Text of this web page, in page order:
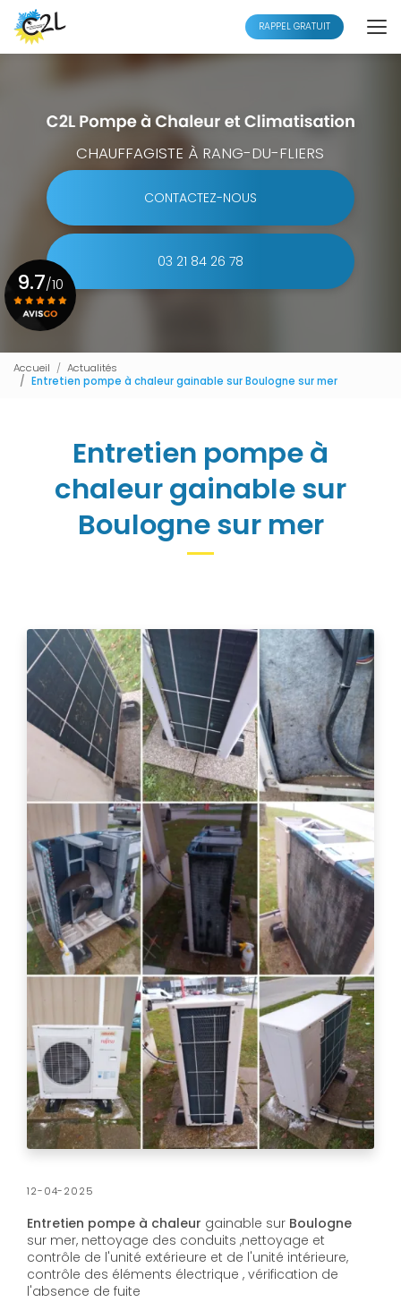
Aller
au
contenu
principal
RAPPEL GRATUIT
CHAUFFAGISTE À RANG-DU-FLIERS
CONTACTEZ-NOUS
03 21 84 26 78
9.7/10
Accueil
Actualités
Entretien pompe à chaleur gainable sur Boulogne sur mer
Entretien pompe à
chaleur gainable sur
Boulogne sur mer
12-04-2025
Entretien pompe à chaleur gainable sur Boulogne
sur mer, nettoyage des conduits ,nettoyage et
contrôle de l'unité extérieure et de l'unité intérieure,
contrôle des éléments électrique , vérification de
l'absence de fuite